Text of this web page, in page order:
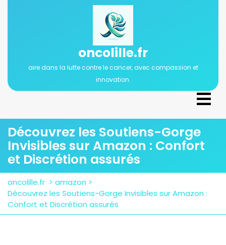
oncolille.fr
aire dans la lutte contre le cancer, avec compassion et
innovation.
Découvrez les Soutiens-Gorge
Invisibles sur Amazon : Confort
et Discrétion assurés
oncolille.fr > amazon >
Découvrez les Soutiens-Gorge Invisibles sur Amazon :
Confort et Discrétion assurés